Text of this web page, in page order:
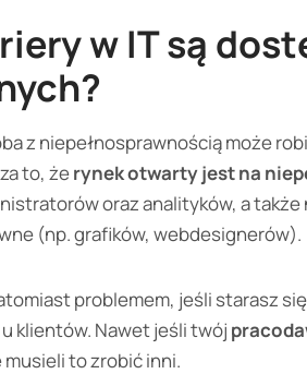
w IT są
z niepełnosprawnością może
to, żerynek otwarty jest na
oraz analityków, a także
(np. grafików, webdesignerów).
problemem, jeśli starasz
klientów. Nawet jeśli twój
to zrobić inni.